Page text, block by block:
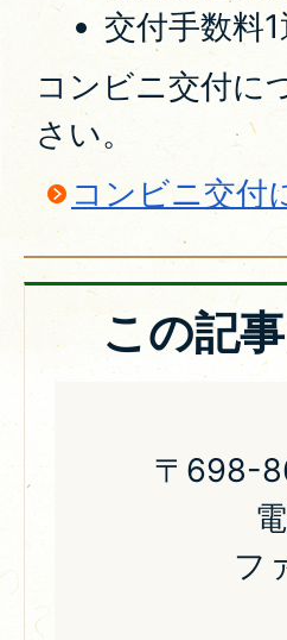
交付手数料
コンビニ交付に
さい。
コンビニ交付
この記
〒698-
フ